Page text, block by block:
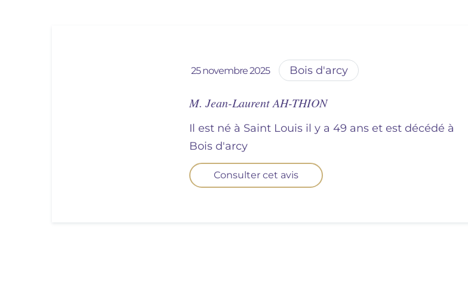
25 novembre 2025 bois d'arcy
M. Jean-Laurent AH-THION
Il est né à Saint Louis il y a 49 ans et est décédé à
bois d'arcy
Consulter cet avis